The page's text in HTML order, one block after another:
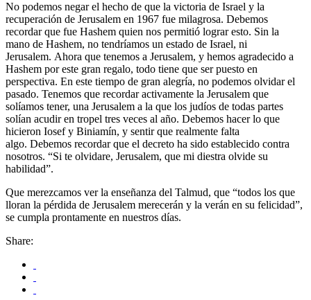
No podemos negar el hecho de que la victoria de Israel y la
recuperación de Jerusalem en 1967 fue milagrosa. Debemos
recordar que fue Hashem quien nos permitió lograr esto. Sin la
mano de Hashem, no tendríamos un estado de Israel, ni
Jerusalem. Ahora que tenemos a Jerusalem, y hemos agradecido a
Hashem por este gran regalo, todo tiene que ser puesto en
perspectiva. En este tiempo de gran alegría, no podemos olvidar el
pasado. Tenemos que recordar activamente la Jerusalem que
solíamos tener, una Jerusalem a la que los judíos de todas partes
solían acudir en tropel tres veces al año. Debemos hacer lo que
hicieron Iosef y Biniamín, y sentir que realmente falta
algo. Debemos recordar que el decreto ha sido establecido contra
nosotros. “Si te olvidare, Jerusalem, que mi diestra olvide su
habilidad”.
Que merezcamos ver la enseñanza del Talmud, que “todos los que
lloran la pérdida de Jerusalem merecerán y la verán en su felicidad”,
se cumpla prontamente en nuestros días.
Share: